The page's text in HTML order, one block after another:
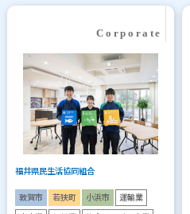
福井県民生活協同組合
敦賀市 若狭町 小浜市 運輸業